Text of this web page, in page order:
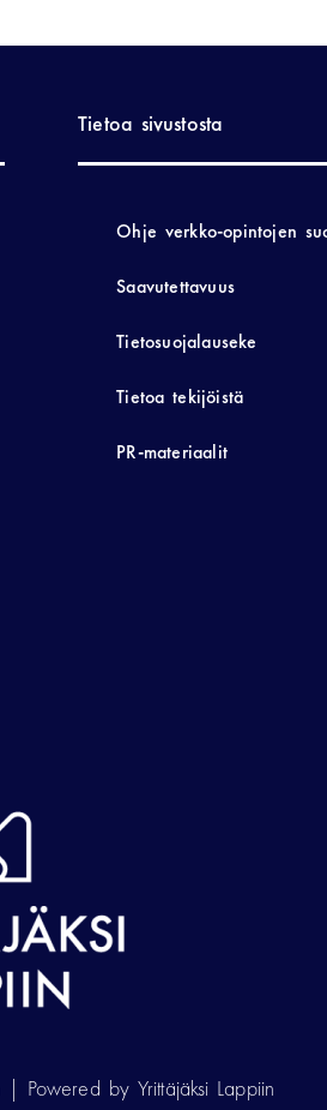
Tietoa sivustosta
Ohje verkko-opintojen
Saavutettavuus
Tietosuojalauseke
Tietoa tekijöistä
PR-materiaalit
Powered by Yrittäjäksi Lappiin